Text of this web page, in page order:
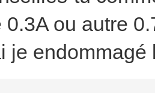
0.3A ou autre
je